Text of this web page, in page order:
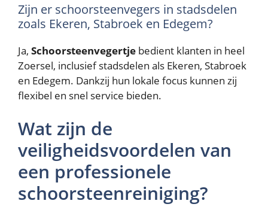
Zijn er schoorsteenvegers in stadsdelen
zoals Ekeren, Stabroek en Edegem?
Ja, Schoorsteenvegertje bedient klanten in heel
Zoersel, inclusief stadsdelen als Ekeren, Stabroek
en Edegem. Dankzij hun lokale focus kunnen zij
flexibel en snel service bieden.
Wat zijn de
veiligheidsvoordelen van
een professionele
schoorsteenreiniging?